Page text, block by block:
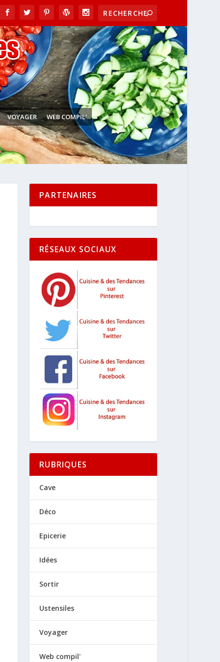
VOYAGER WEB COMPIL'
PARTENAIRES
RÉSEAUX SOCIAUX
RUBRIQUES
Cave
Déco
Epicerie
Idées
Sortir
Ustensiles
Voyager
Web compil'